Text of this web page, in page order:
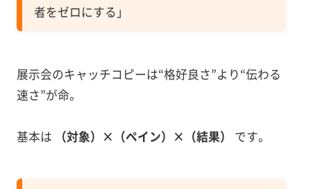
者をゼロにする」
展示会のキャッチコピーは“格好良さ”より“伝わる
速さ”が命。
基本は （対象）×（ペイン）×（結果） です。